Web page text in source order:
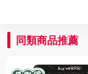
同類商品推薦